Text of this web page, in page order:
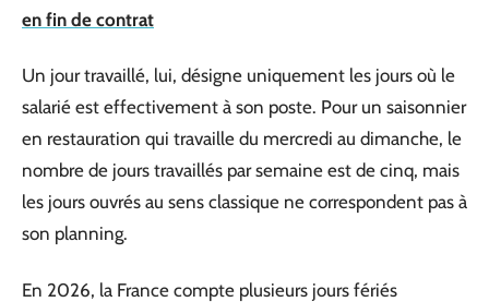
en fin de contrat
Un jour travaillé, lui, désigne uniquement les jours où le
salarié est effectivement à son poste. Pour un saisonnier
en restauration qui travaille du mercredi au dimanche, le
nombre de jours travaillés par semaine est de cinq, mais
les jours ouvrés au sens classique ne correspondent pas à
son planning.
En 2026, la France compte plusieurs jours fériés